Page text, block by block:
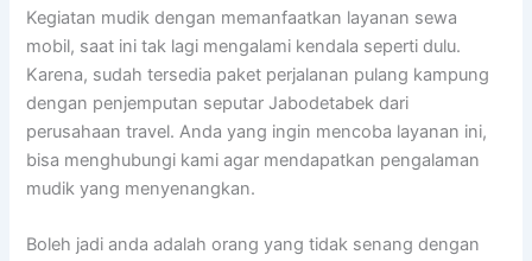
Kegiatan mudik dengan memanfaatkan layanan sewa
mobil, saat ini tak lagi mengalami kendala seperti dulu.
Karena, sudah tersedia paket perjalanan pulang kampung
dengan penjemputan seputar Jabodetabek dari
perusahaan travel. Anda yang ingin mencoba layanan ini,
bisa menghubungi kami agar mendapatkan pengalaman
mudik yang menyenangkan.
Boleh jadi anda adalah orang yang tidak senang dengan